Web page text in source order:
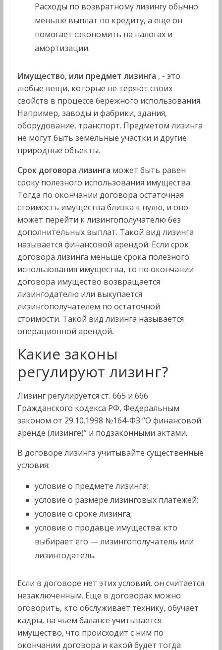
Расходы по возвратному лизингу обычно
меньше выплат по кредиту, а еще он
помогает сэкономить на налогах и
амортизации.
Имущество, или предмет лизинга , - это
любые вещи, которые не теряют своих
свойств в процессе бережного использования.
Например, заводы и фабрики, здания,
оборудование, транспорт. Предметом лизинга
не могут быть земельные участки и другие
природные объекты.
Срок договора лизинга может быть равен
сроку полезного использования имущества.
Тогда по окончании договора остаточная
стоимость имущества близка к нулю, и оно
может перейти к лизингополучателю без
дополнительных выплат. Такой вид лизинга
называется финансовой арендой. Если срок
договора лизинга меньше срока полезного
использования имущества, то по окончании
договора имущество возвращается
лизингодателю или выкупается
лизингополучателем по остаточной
стоимости. Такой вид лизинга называется
операционной арендой.
Какие законы
регулируют лизинг?
Лизинг регулируется ст. 665 и 666
Гражданского кодекса РФ, Федеральным
законом от 29.10.1998 №164-ФЗ “О финансовой
аренде (лизинге)” и подзаконными актами.
В договоре лизинга учитывайте существенные
условия:
условие о предмете лизинга;
условие о размере лизинговых платежей;
условие о сроке лизинга;
условие о продавце имущества: кто
выбирает его — лизингополучатель или
лизингодатель.
Если в договоре нет этих условий, он считается
незаключенным. Еще в договорах можно
оговорить, кто обслуживает технику, обучает
кадры, на чьем балансе учитывается
имущество, что происходит с ним по
окончании договора и какой будет тогда